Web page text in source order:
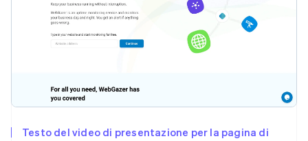
Testo del video di presentazione per la pagina di